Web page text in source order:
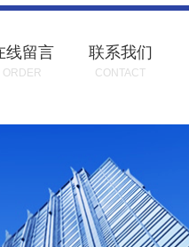
线留言
ORDER
联系我们
CONTACT